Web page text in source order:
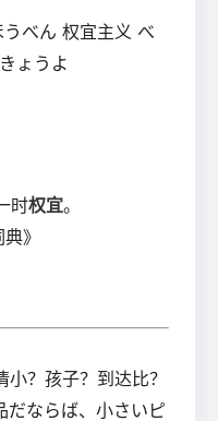
べん 权宜主义 べ
ょうよ
时权宜。
》
？孩子？到达比？
だならば、小さいピ